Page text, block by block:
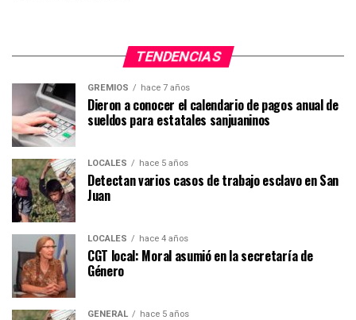
TENDENCIAS
GREMIOS hace 7 años
Dieron a conocer el calendario de pagos anual de
sueldos para estatales sanjuaninos
LOCALES hace 5 años
Detectan varios casos de trabajo esclavo en San
Juan
LOCALES hace 4 años
CGT local: Moral asumió en la secretaría de
Género
GENERAL hace 5 años